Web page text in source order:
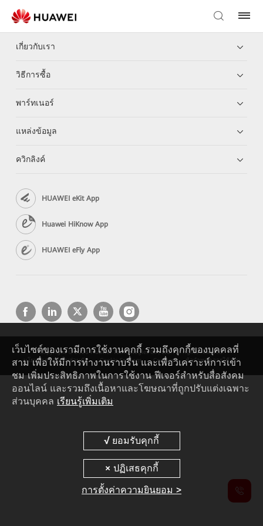
เกี่ยวกับเรา
วิธีการซื้อ
พาร์ทเนอร์
แหล่งข้อมูล
ควิกลิงค์
HUAWEI eKit App
Huawei HiKnow App
HUAWEI eFly App
Copyright © 2026 Huawei Technologies Co., Ltd. All rights reserved.
นโยบายความเป็นส่วนตัว
Cookie Settings Cookies ข้อกำหนดการใช้งาน
เว็บไซต์ของเรามีการใช้งานคุกกี้ รวมถึงคุกกี้ของบุคคลที่
สาม เพื่อให้มีการทำงานราบรื่น และเพื่อวิเคราะห์การเข้า
ชม เพิ่มประสิทธิภาพในการใช้งาน ฟีเจอร์สำหรับสื่อสังคม
ออนไลน์ และรวมถึงเนื้อหาและโฆษณาที่ถูกปรับแต่งเฉพาะ
ส่วนบุคคล เรียนรู้เพิ่มเติม
การตั้งค่าความยินยอม >